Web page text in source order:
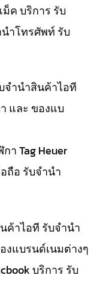
ค บริการ รับ
ำโทรศัพท์ รับ
จำนำสินค้าไอที
และ ของแบ
า Tag Heuer
ถือ รับจำนำ
ค้าไอที รับจำนำ
งแบรนด์เนมต่างๆ
บริการ รับ